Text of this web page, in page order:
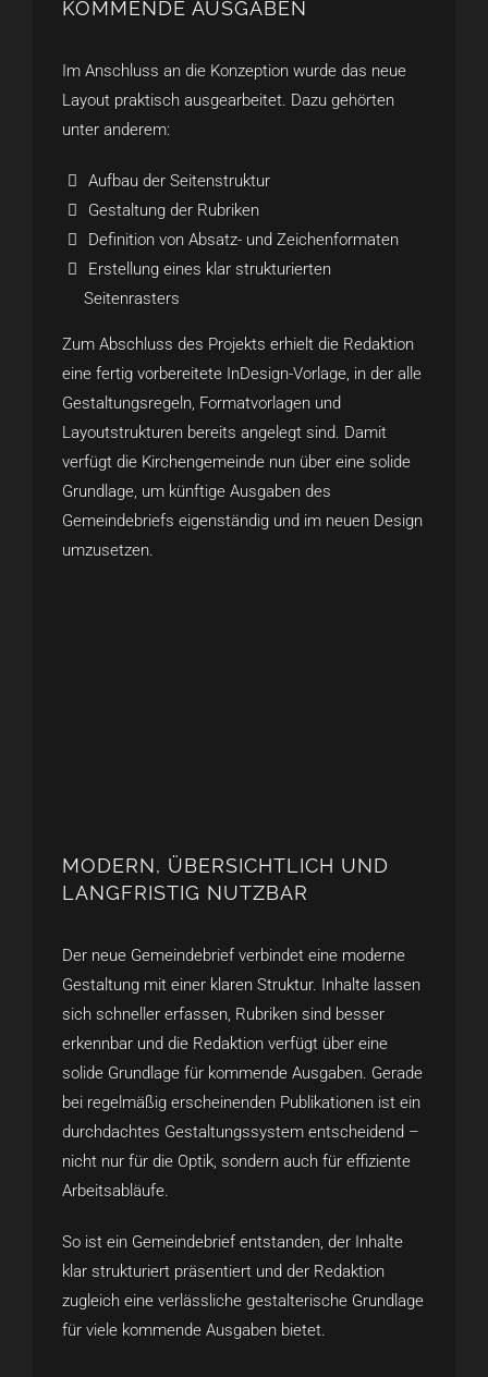
KOMMENDE AUSGABEN
Im Anschluss an die Konzeption wurde das neue
Layout praktisch ausgearbeitet. Dazu gehörten
unter anderem:
Aufbau der Seitenstruktur
Gestaltung der Rubriken
Definition von Absatz- und Zeichenformaten
Erstellung eines klar strukturierten
Seitenrasters
Zum Abschluss des Projekts erhielt die Redaktion
eine fertig vorbereitete InDesign-Vorlage, in der alle
Gestaltungsregeln, Formatvorlagen und
Layoutstrukturen bereits angelegt sind. Damit
verfügt die Kirchengemeinde nun über eine solide
Grundlage, um künftige Ausgaben des
Gemeindebriefs eigenständig und im neuen Design
umzusetzen.
MODERN, ÜBERSICHTLICH UND
LANGFRISTIG NUTZBAR
Der neue Gemeindebrief verbindet eine moderne
Gestaltung mit einer klaren Struktur. Inhalte lassen
sich schneller erfassen, Rubriken sind besser
erkennbar und die Redaktion verfügt über eine
solide Grundlage für kommende Ausgaben. Gerade
bei regelmäßig erscheinenden Publikationen ist ein
durchdachtes Gestaltungssystem entscheidend –
nicht nur für die Optik, sondern auch für effiziente
Arbeitsabläufe.
So ist ein Gemeindebrief entstanden, der Inhalte
klar strukturiert präsentiert und der Redaktion
zugleich eine verlässliche gestalterische Grundlage
für viele kommende Ausgaben bietet.